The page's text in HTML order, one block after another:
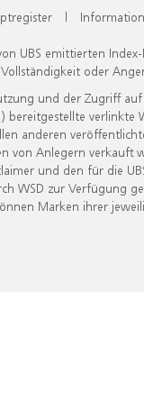
|
UBS emittierten
oder
und der Zugriff
anderen
Anlegern verkauft
und den für die
zur Verfügung
Marken ihrer